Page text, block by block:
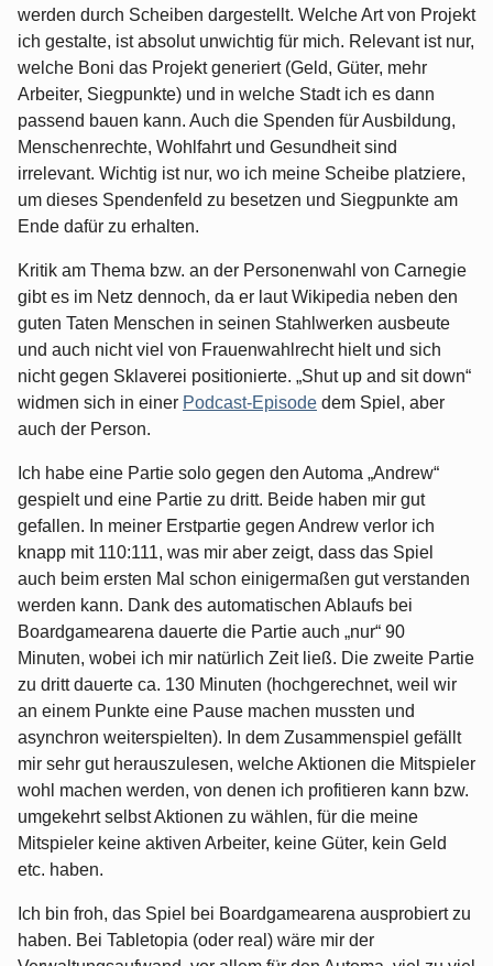
werden durch Scheiben dargestellt. Welche Art von Projekt
ich gestalte, ist absolut unwichtig für mich. Relevant ist nur,
welche Boni das Projekt generiert (Geld, Güter, mehr
Arbeiter, Siegpunkte) und in welche Stadt ich es dann
passend bauen kann. Auch die Spenden für Ausbildung,
Menschenrechte, Wohlfahrt und Gesundheit sind
irrelevant. Wichtig ist nur, wo ich meine Scheibe platziere,
um dieses Spendenfeld zu besetzen und Siegpunkte am
Ende dafür zu erhalten.
Kritik am Thema bzw. an der Personenwahl von Carnegie
gibt es im Netz dennoch, da er laut Wikipedia neben den
guten Taten Menschen in seinen Stahlwerken ausbeute
und auch nicht viel von Frauenwahlrecht hielt und sich
nicht gegen Sklaverei positionierte. „Shut up and sit down“
widmen sich in einer Podcast-Episode dem Spiel, aber
auch der Person.
Ich habe eine Partie solo gegen den Automa „Andrew“
gespielt und eine Partie zu dritt. Beide haben mir gut
gefallen. In meiner Erstpartie gegen Andrew verlor ich
knapp mit 110:111, was mir aber zeigt, dass das Spiel
auch beim ersten Mal schon einigermaßen gut verstanden
werden kann. Dank des automatischen Ablaufs bei
Boardgamearena dauerte die Partie auch „nur“ 90
Minuten, wobei ich mir natürlich Zeit ließ. Die zweite Partie
zu dritt dauerte ca. 130 Minuten (hochgerechnet, weil wir
an einem Punkte eine Pause machen mussten und
asynchron weiterspielten). In dem Zusammenspiel gefällt
mir sehr gut herauszulesen, welche Aktionen die Mitspieler
wohl machen werden, von denen ich profitieren kann bzw.
umgekehrt selbst Aktionen zu wählen, für die meine
Mitspieler keine aktiven Arbeiter, keine Güter, kein Geld
etc. haben.
Ich bin froh, das Spiel bei Boardgamearena ausprobiert zu
haben. Bei Tabletopia (oder real) wäre mir der